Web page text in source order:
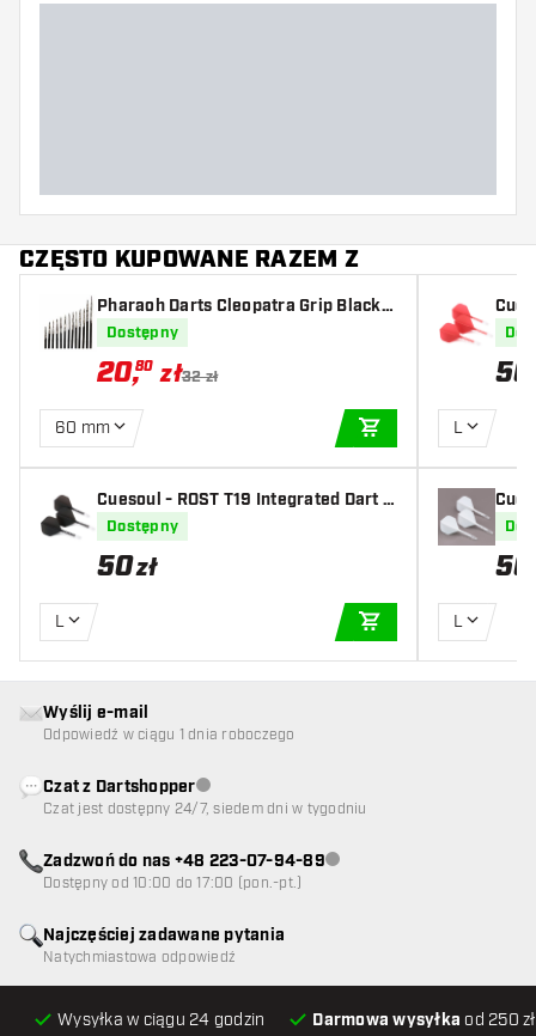
CZĘSTO KUPOWANE RAZEM Z
Pharaoh Darts Cleopatra Grip Black P
oints
Dostępny
20,80 zł32 zł
60 mm
DODAJ DO
Cuesoul - ROST T19 Integrated Dart F
lights - Standard Shape - Clear Black
Dostępny
50zł
L
DODAJ DO
50
L
50
L
Wysyłka w ciągu 24 godzin Darmowa wysyłka od 250
Najczęściej zadawane pytania
Natychmiastowa odpowiedź
Wyślij e-mail
Odpowiedź w ciągu 1 dnia roboczego
Czat z DartshopperObsługa klienta niedostępna
Czat jest dostępny 24/7, siedem dni w tygodniu
Zadzwoń do nas +48 223-07-94-89Obsługa klienta niedostępna
Dostępny od 10:00 do 17:00 (pon.-pt.)